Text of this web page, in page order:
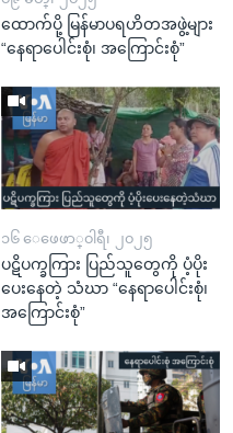
ထောက်ပို့ မြန်မာပရဟိတအဖွဲ့များ
“နေရာပေါင်းစုံ၊ အကြောင်းစုံ”
၁၆ ေဖေဖာ္၀ါရီ၊ ၂၀၂၅
ပဋိပက္ခကြား ပြည်သူတွေကို ပံ့ပိုး
ပေးနေတဲ့ သံဃာ “နေရာပေါင်းစုံ၊
အကြောင်းစုံ”